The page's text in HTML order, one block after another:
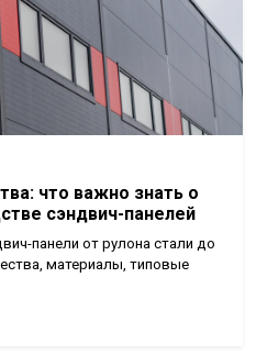
что важно знать о
сэндвич-панелей
панели от рулона стали до
материалы, типовые